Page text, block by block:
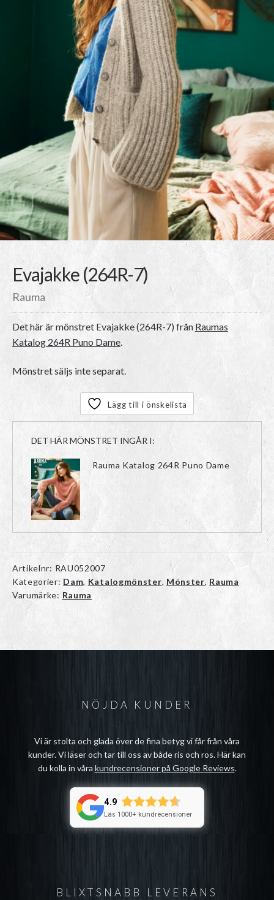
Evajakke (264R-7)
Rauma
Det här är mönstret Evajakke (264R-7)från Raumas
Katalog 264R Puno Dame.
Mönstret säljs inte separat.
Lägg till i önskelista
DET HÄR MÖNSTRET INGÅR I:
Rauma Katalog 264R Puno Dame
Artikelnr: RAU052007
Kategorier: Dam, Katalogmönster, Mönster, Rauma
Varumärke: Rauma
BLIXTSNABB LEVERANS
NÖJDA KUNDER
Vi är stolta och glada över de fina betyg vi får från våra
kunder. Vi läser och tar till oss av både ris och ros. Här kan
du kolla in våra kundrecensioner på Google Reviews.
4.9
Läs 1000+ kundrecensioner